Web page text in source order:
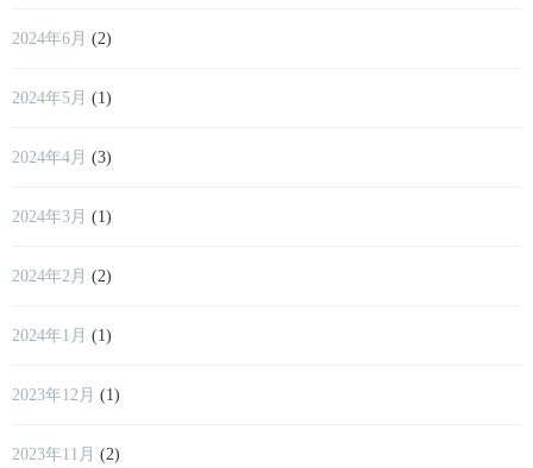
2024年6月 (2)
2024年5月 (1)
2024年4月 (3)
2024年3月 (1)
2024年2月 (2)
2024年1月 (1)
2023年12月 (1)
2023年11月 (2)